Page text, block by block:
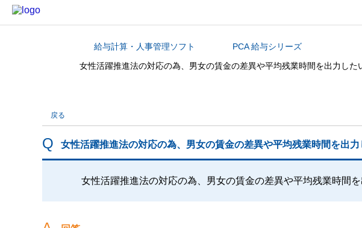
カテゴリから探す給与計算・人事管理ソフト
PCA 給与シリーズ
女性活躍推進法の対応の為、男女の賃金の差異や平均残業時間を出力した
戻る
女性活躍推進法の対応の為、男女の賃金の差異や平均残業時間を出力
女性活躍推進法の対応の為、男女の賃金の差異や平均残業時間を